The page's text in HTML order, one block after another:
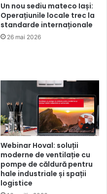
Un nou sediu mateco Iași:
Operațiunile locale trec la
standarde internaționale
26 mai 2026
Webinar Hoval: soluții
moderne de ventilație cu
pompe de căldură pentru
hale industriale și spații
logistice